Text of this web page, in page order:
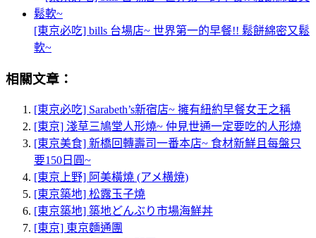
[東京必吃] bills 台場店~ 世界第一的早餐!! 鬆餅綿密又鬆
軟~
相關文章：
[東京必吃] Sarabeth’s新宿店~ 擁有紐約早餐女王之稱
[東京] 淺草三鳩堂人形燒~ 仲見世通一定要吃的人形燒
[東京美食] 新橋回轉壽司一番本店~ 食材新鮮且每盤只
要150日圓~
[東京上野] 阿美橫燒 (アメ横焼)
[東京築地] 松露玉子燒
[東京築地] 築地どんぶり市場海鮮丼
[東京] 東京麵通團